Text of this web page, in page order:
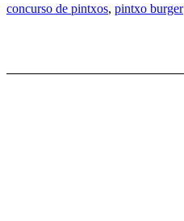
concurso de pintxos, pintxo burger